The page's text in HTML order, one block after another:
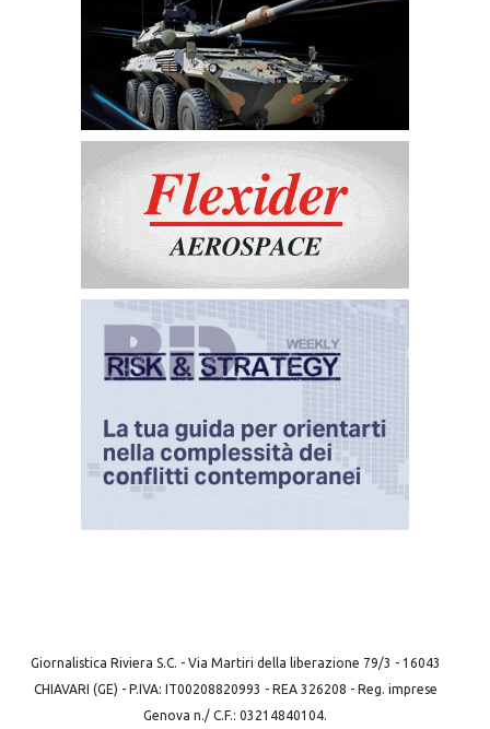
Giornalistica Riviera S.C. - Via Martiri della liberazione 79/3 - 16043
CHIAVARI (GE) - P.IVA: IT00208820993 - REA 326208 - Reg. imprese
Genova n./ C.F.: 03214840104.